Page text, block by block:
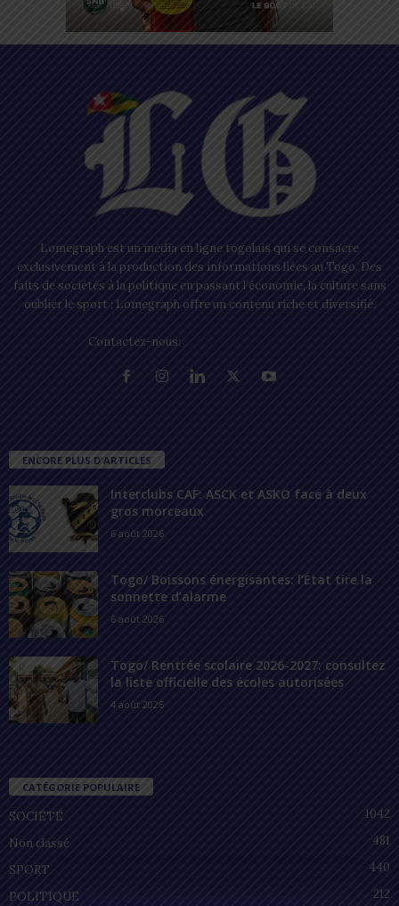
Lomegraph est un média en ligne togolais qui se consacre
exclusivement à la production des informations liées au Togo. Des
faits de sociétés à la politique en passant l’économie, la culture sans
oublier le sport ; Lomegraph offre un contenu riche et diversifié.
Contactez-nous:
ENCORE PLUS D'ARTICLES
Interclubs CAF: ASCK et ASKO face à deux
gros morceaux
6 août 2026
Togo/ Boissons énergisantes: l’État tire la
sonnette d’alarme
6 août 2026
Togo/ Rentrée scolaire 2026-2027: consultez
la liste officielle des écoles autorisées
4 août 2026
CATÉGORIE POPULAIRE
SOCIÉTÉ
1042
Non classé
481
SPORT
440
POLITIQUE
212